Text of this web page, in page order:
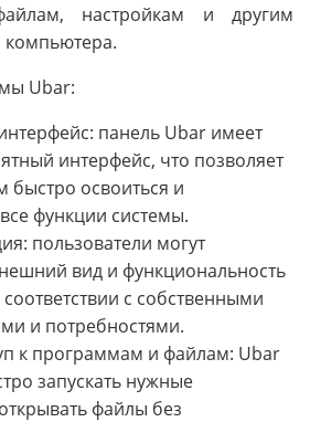
настройкам и другим
Ubar:
панель Ubar имеет
интерфейс, что позволяет
быстро освоиться и
функции системы.
пользователи могут
вид и функциональность
с собственными
и потребностями.
к программам и файлам: Ubar
запускать нужные
файлы без